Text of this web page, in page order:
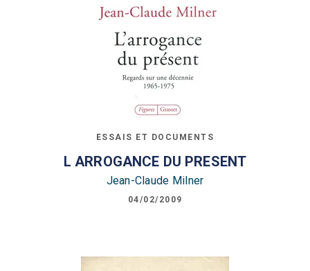
ESSAIS ET DOCUMENTS
L ARROGANCE DU PRESENT
Jean-Claude Milner
04/02/2009